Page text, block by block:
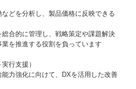
などを分析し、製品価格に反映できる
合的に管理し、戦略策定や課題解決
を推進する役割を負っています
行支援）
能力強化に向けて、DXを活用した改善